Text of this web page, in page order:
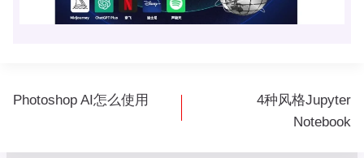
文
Photoshop AI怎么使用
4种风格Jupyter
Notebook